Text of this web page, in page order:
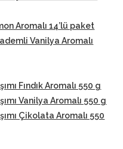
Aromalı 14’lü paket
Vanilya Aromalı
Fındık Aromalı 550 g
Vanilya Aromalı 550 g
Çikolata Aromalı 550